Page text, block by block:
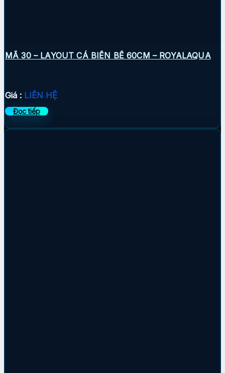
MÃ 30 – LAYOUT CÁ BIỂN BỂ 60CM – ROYALAQUA
Giá : LIÊN HỆ
Đọc tiếp